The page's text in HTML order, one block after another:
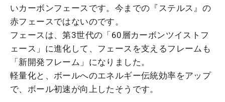
いカーボンフェースです。今までの『ステルス』の
赤フェースではないのです。
フェースは、第3世代の「60層カーボンツイストフ
ェース」に進化して、フェースを支えるフレームも
「新開発フレーム」になりました。
軽量化と、ボールへのエネルギー伝統効率をアップ
で、ボール初速が向上したそうです。